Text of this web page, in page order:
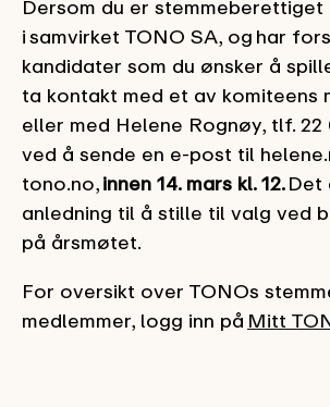
Dersom du er stemmeberettiget
i samvirket TONO SA, og har
kandidater som du ønsker å
ta kontakt med et av komiteens
eller med Helene Rognøy, tlf.
ved å sende en e-post til
tono.no,innen 14. mars kl. 12.Det
anledning til å stille til valg ved
på årsmøtet.
For oversikt over TONOs
medlemmer, logg inn på Mitt